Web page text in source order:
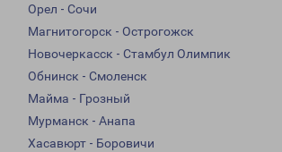
Орел - Сочи
Магнитогорск - Острогожск
Новочеркасск - Стамбул Олимпик
Обнинск - Смоленск
Майма - Грозный
Мурманск - Анапа
Хасавюрт - Боровичи